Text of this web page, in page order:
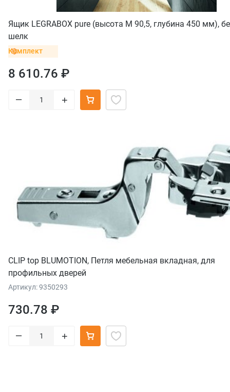
Ящик LEGRABOX pure (высота M 90,5, глубина 450 мм),
шелк
Комплект
8 610.76 ₽
– +
CLIP top BLUMOTION, Петля мебельная вкладная, для
профильных дверей
Артикул: 9350293
730.78 ₽
– +